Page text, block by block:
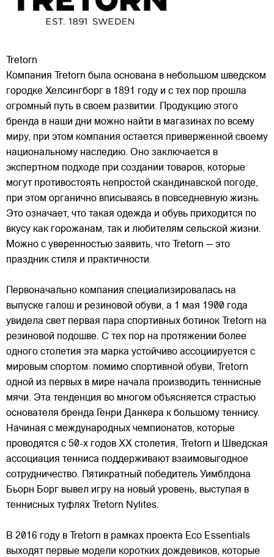
Tretorn
Компания Tretorn была основана в небольшом шведском
городке Хелсингборг в 1891 году и с тех пор прошла
огромный путь в своем развитии. Продукцию этого
бренда в наши дни можно найти в магазинах по всему
миру, при этом компания остается приверженной своему
национальному наследию. Оно заключается в
экспертном подходе при создании товаров, которые
могут противостоять непростой скандинавской погоде,
при этом органично вписываясь в повседневную жизнь.
Это означает, что такая одежда и обувь приходится по
вкусу как горожанам, так и любителям сельской жизни.
Можно с уверенностью заявить, что Tretorn — это
праздник стиля и практичности.
Первоначально компания специализировалась на
выпуске галош и резиновой обуви, а 1 мая 1900 года
увидела свет первая пара спортивных ботинок Tretorn на
резиновой подошве. С тех пор на протяжении более
одного столетия эта марка устойчиво ассоциируется с
мировым спортом: помимо спортивной обуви, Tretorn
одной из первых в мире начала производить теннисные
мячи. Эта тенденция во многом объясняется страстью
основателя бренда Генри Данкера к большому теннису.
Начиная с международных чемпионатов, которые
проводятся с 50-х годов XX столетия, Tretorn и Шведская
ассоциация тенниса поддерживают взаимовыгодное
сотрудничество. Пятикратный победитель Уимблдона
Бьорн Борг вывел игру на новый уровень, выступая в
теннисных туфлях Tretorn Nylites.
В 2016 году в Tretorn в рамках проекта Eco Essentials
выходят первые модели коротких дождевиков, которые